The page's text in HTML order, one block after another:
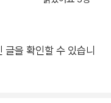
출간한 『다정한 편
의 한 대목처럼, 잘 감
평했고, 신용목 시인
망에는 미래가 없다. 그
을 확인할 수 있습니